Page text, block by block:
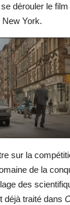
dérouler le
New York.
sur la
de la
des
déjà traité dans